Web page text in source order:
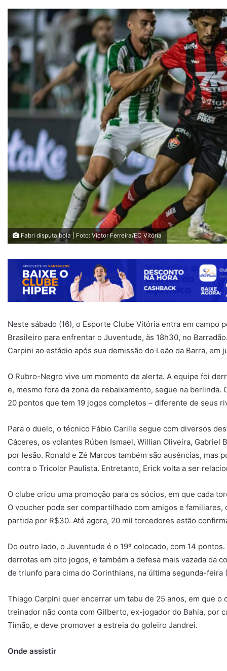
Fabri disputa bola | Foto: Victor Ferreira/EC Vitória
Neste sábado (16), o Esporte Clube Vitória entra em campo
Brasileiro para enfrentar o Juventude, às 18h30, no
Carpini ao estádio após sua demissão do Leão da Barra, em
O Rubro-Negro vive um momento de alerta. A equipe foi
e, mesmo fora da zona de rebaixamento, segue na berlinda.
20 pontos que tem 19 jogos completos – diferente de seus
Para o duelo, o técnico Fábio Carille segue com diversos
Cáceres, os volantes Rúben Ismael, Willian Oliveira, Gabriel
por lesão. Ronald e Zé Marcos também são ausências, mas
contra o Tricolor Paulista. Entretanto, Erick volta a ser
O clube criou uma promoção para os sócios, em que cada
O voucher pode ser compartilhado com amigos e
partida por R$30. Até agora, 20 mil torcedores estão
Do outro lado, o Juventude é o 19º colocado, com 14
derrotas em oito jogos, e também a defesa mais vazada da
de triunfo para cima do Corinthians, na última segunda-feira
Thiago Carpini quer encerrar um tabu de 25 anos, em que o
treinador não conta com Gilberto, ex-jogador do Bahia, por
Timão, e deve promover a estreia do goleiro Jandrei.
Onde assistir